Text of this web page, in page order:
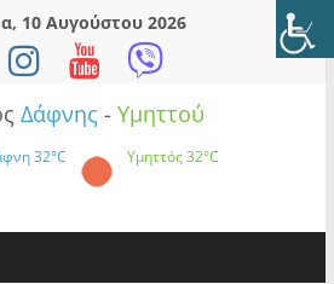
10 Αυγούστου 2026
Δάφνης - Υμηττού
32°C Υμηττός32°C